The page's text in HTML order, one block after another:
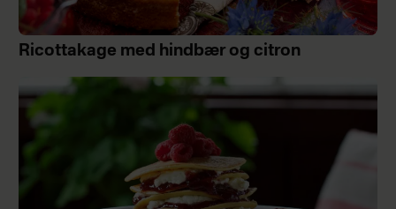
Ricottakage med hindbær og citron